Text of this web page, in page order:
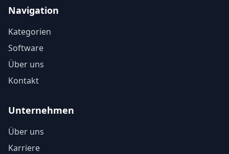
Navigation
Kategorien
Software
Über uns
Kontakt
Unternehmen
Über uns
Karriere